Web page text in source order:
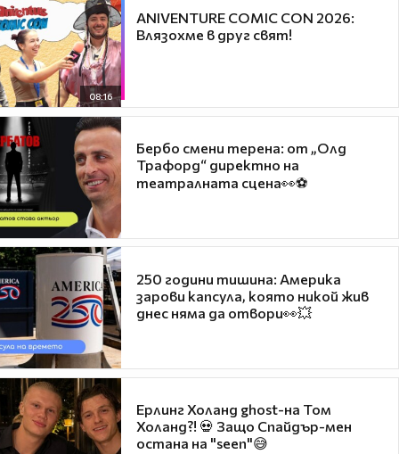
08:16
ANIVENTURE COMIC CON 2026:
Влязохме в друг свят!
Бербо смени терена: от „Олд
Трафорд“ директно на
театралната сцена👀⚽
250 години тишина: Америка
зарови капсула, която никой жив
днес няма да отвори👀💥
Ерлинг Холанд ghost-на Том
Холанд?! 💀 Защо Спайдър-мен
остана на "seen"😅